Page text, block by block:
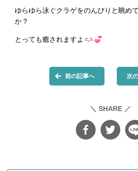
ゆらゆら泳ぐクラゲをのんびりと眺め
か？
とっても癒されますよ
前の記事へ 次
＼ SHARE ／